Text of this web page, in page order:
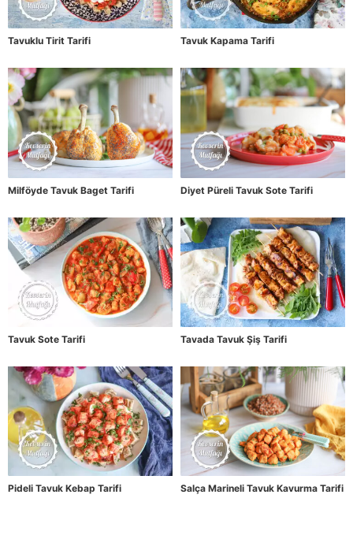
Tavuklu Tirit Tarifi Tavuk Kapama Tarifi
Milföyde Tavuk Baget Tarifi Diyet Püreli Tavuk Sote Tarifi
Tavuk Sote Tarifi Tavada Tavuk Şiş Tarifi
Pideli Tavuk Kebap Tarifi Salça Marineli Tavuk Kavurma Tarifi